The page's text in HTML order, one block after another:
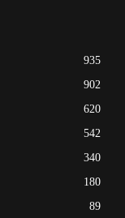
935
902
620
542
340
180
89